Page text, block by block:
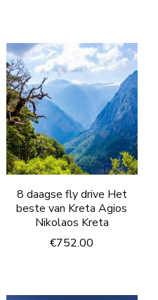
8 daagse fly drive Het
beste van Kreta Agios
Nikolaos Kreta
€752.00